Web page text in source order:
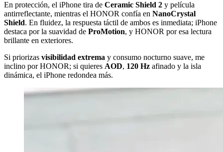
En protección, el iPhone tira de Ceramic Shield 2 y película
antirreflectante, mientras el HONOR confía en NanoCrystal
Shield. En fluidez, la respuesta táctil de ambos es inmediata; iPhone
destaca por la suavidad de ProMotion, y HONOR por esa lectura
brillante en exteriores.
Si priorizas visibilidad extrema y consumo nocturno suave, me
inclino por HONOR; si quieres AOD, 120 Hz afinado y la isla
dinámica, el iPhone redondea más.